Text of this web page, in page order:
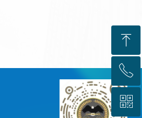
ꁸ
回到顶部
ꂅ
88888888
ꀥ